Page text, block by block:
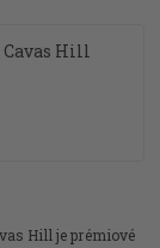
Hill je prémiové